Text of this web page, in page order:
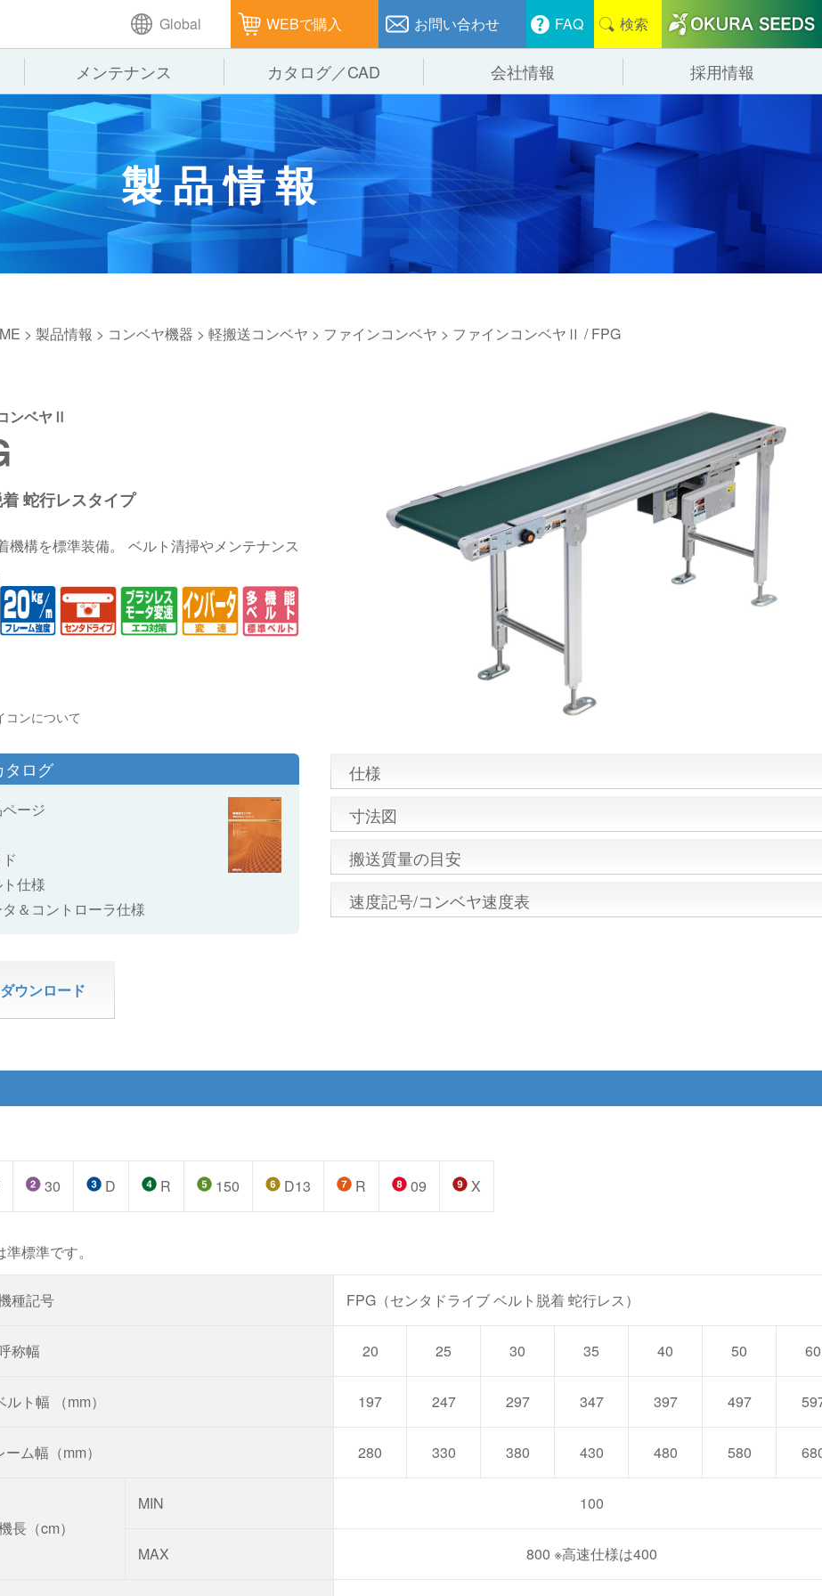
Global WEBで購入 お問い合わせ FAQ 検索
GTPシステム 仕分けシステム
ピッキングシステム 保管システム
パレタイズ・デパレタイズシステム バンニング・デバンニングシステム
製造 物流
通販 食品
メンテナンス カタログ／CAD
会社情報
企業理念 会社概要
オークラグループ 事業紹介
オークラの取組み
採用情報
製品情報
> 製品情報 > コンベヤ機器 > 軽搬送コンベヤ > ファインコンベヤ > ファインコンベヤⅡ / FPG
ンベヤⅡ
蛇行レスタイプ
機構を標準装備。 ベルト清掃やメンテナンス
コンについて
タログ
ージ
仕様
＆コントローラ仕様
ウンロード
仕様
寸法図
搬送質量の目安
速度記号/コンベヤ速度表
30 D R 150 D13 R 09 X
準標準です。
種記号 FPG（センタドライブ ベルト脱着 蛇行レス）
称幅 20 25 30 35 40 50 60
ト幅 （mm） 197 247 297 347 397 497
ム幅（mm） 280 330 380 430 480 580
長（cm）
MIN 100
MAX 800 ※高速仕様は400